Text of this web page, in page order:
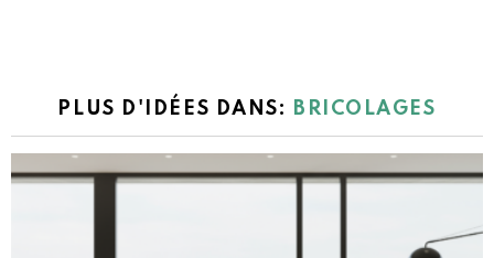
PLUS D'IDÉES DANS: BRICOLAGES